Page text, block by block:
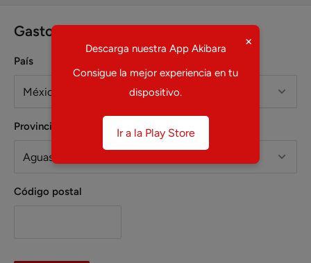
Gastos estimados de envío
País
Provincia
Código postal
×
Descarga nuestra App Akibara
Consigue la mejor experiencia en tu
dispositivo.
Ir a la Play Store